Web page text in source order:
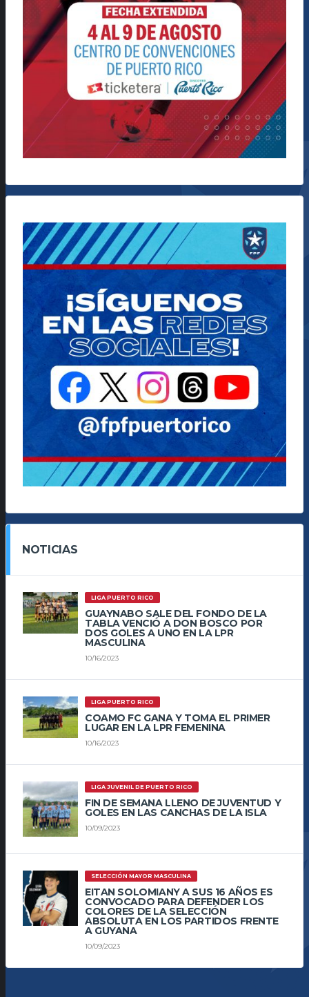
NOTICIAS
LIGA PUERTO RICO
GUAYNABO SALE DEL FONDO DE LA
TABLA VENCIÓ A DON BOSCO POR
DOS GOLES A UNO EN LA LPR
MASCULINA
10/16/2023
LIGA PUERTO RICO
COAMO FC GANA Y TOMA EL PRIMER
LUGAR EN LA LPR FEMENINA
10/16/2023
LIGA JUVENIL DE PUERTO RICO
FIN DE SEMANA LLENO DE JUVENTUD Y
GOLES EN LAS CANCHAS DE LA ISLA
10/09/2023
SELECCIÓN MAYOR MASCULINA
EITAN SOLOMIANY A SUS 16 AÑOS ES
CONVOCADO PARA DEFENDER LOS
COLORES DE LA SELECCIÓN
ABSOLUTA EN LOS PARTIDOS FRENTE
A GUYANA
10/09/2023